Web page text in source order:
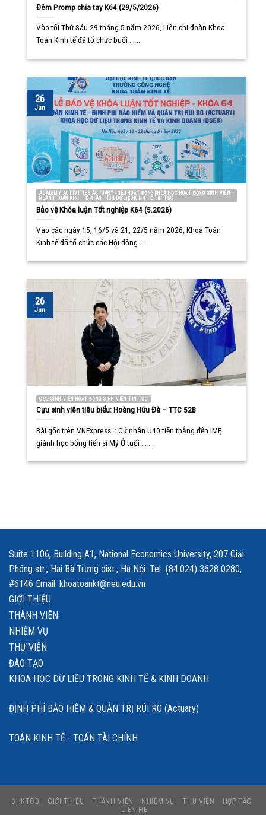
Đêm Promp chia tay K64 (29/5/2026)
Vào tối Thứ Sáu 29 tháng 5 năm 2026, Liên chi đoàn Khoa
Toán Kinh tế đã tổ chức buổi ... ...
ACADEMY ACTIVITIES ACTUARY - NEU HOẠT ĐỘNG KHOA HỌC HOẠT ĐỘNG SINH VIÊN
NGÀNH TOÁN KINH TẾ PHÂN TÍCH DỮ LIỆU KINH TẾ TIN TỨC
Bảo vệ Khóa luận Tốt nghiệp K64 (5.2026)
Vào các ngày 15, 16/5 và 21, 22/5 năm 2026, Khoa Toán
Kinh tế đã tổ chức các Hội đồng ... ...
26
Jun
CỰU SINH VIÊN HOẠT ĐỘNG SINH VIÊN TIN TỨC
Cựu sinh viên tiêu biểu: Hoàng Hữu Đà – TTC 52B
Bài gốc trên VNExpress: : Cử nhân U40 tiến thẳng đến IMF,
giành học bổng tiến sĩ Mỹ Ở tuổi ... ...
26
Jun
Suite 1106, Building A1, National Economics University, 207 Giải
Phóng str., Hai Bà Trưng dist., Hà Nội. Tel (84.024) 3628 0280,
#6146 Email: khoatoankt@neu.edu.vn
GIỚI THIỆU
THÀNH VIÊN
NHIỆM VỤ
THƯ VIỆN
ĐÀO TẠO
KHOA HỌC DỮ LIỆU TRONG KINH TẾ & KINH DOANH
ĐỊNH PHÍ BẢO HIỂM & QUẢN TRỊ RỦI RO (Actuary)
TOÁN KINH TẾ - TOÁN TÀI CHÍNH
ĐHKTQD GIỚI THIỆU THÀNH VIÊN NHIỆM VỤ THƯ VIỆN
HỢP TÁC
LIÊN HỆ